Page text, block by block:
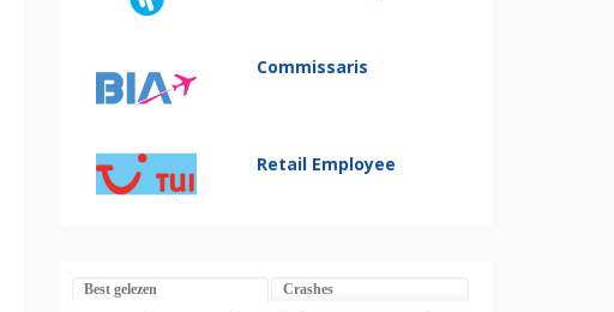
Commissaris
Retail Employee
Best gelezen Crashes